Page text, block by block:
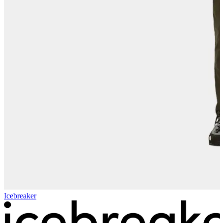
Icebreaker